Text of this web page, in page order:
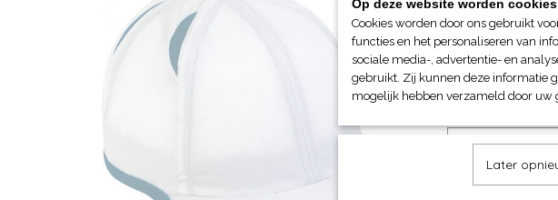
Sport
€ 9,90 (inclusief
Op deze website worden
Cookies worden door ons gebruikt
functies en het personaliseren van
sociale media-, advertentie- en
gebruikt. Zij kunnen deze informatie
mogelijk hebben verzameld door uw
Later